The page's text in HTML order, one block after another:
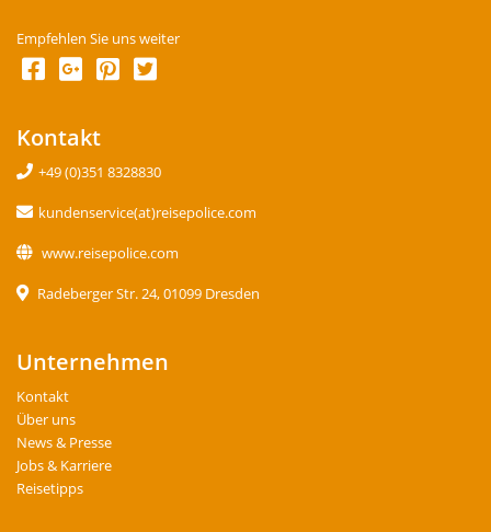
Empfehlen Sie uns weiter
Kontakt
+49 (0)351 8328830
kundenservice(at)reisepolice.com
www.reisepolice.com
Radeberger Str. 24, 01099 Dresden
Unternehmen
Kontakt
Über uns
News & Presse
Jobs & Karriere
Reisetipps